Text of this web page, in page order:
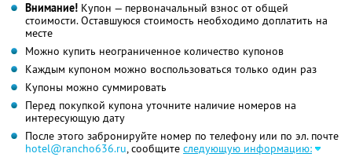
Внимание! Купон — первоначальный взнос от общей
стоимости. Оставшуюся стоимость необходимо доплатить на
месте
Можно купить неограниченное количество купонов
Каждым купоном можно воспользоваться только один раз
Купоны можно суммировать
Перед покупкой купона уточните наличие номеров на
интересующую дату
После этого забронируйте номер по телефону или по эл. почте
hotel@rancho636.ru, сообщите следующую информацию: